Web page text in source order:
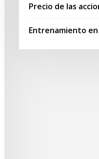
Precio de las
Entrenamiento